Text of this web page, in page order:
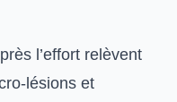
l’effort relèvent
lésions et